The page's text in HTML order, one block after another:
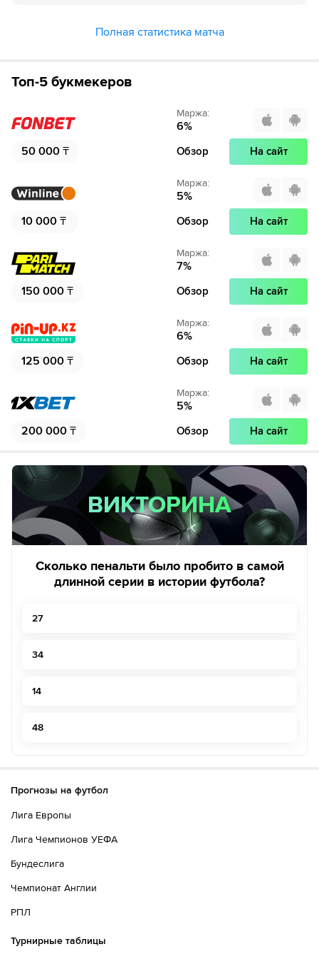
Полная статистика матча
Топ-5 букмекеров
50 000 ₸
Маржа:
6%
Обзор На сайт
10 000 ₸
Маржа:
5%
Обзор На сайт
150 000 ₸
Маржа:
7%
Обзор На сайт
125 000 ₸
Маржа:
6%
Обзор На сайт
200 000 ₸
Маржа:
5%
Обзор На сайт
ВИКТОРИНА
ВИКТОРИНА
Сколько пенальти было пробито в самой
длинной серии в истории футбола?
27
34
14
48
Прогнозы на футбол
Лига Европы
Лига Чемпионов УЕФА
Бундеслига
Чемпионат Англии
РПЛ
Турнирные таблицы